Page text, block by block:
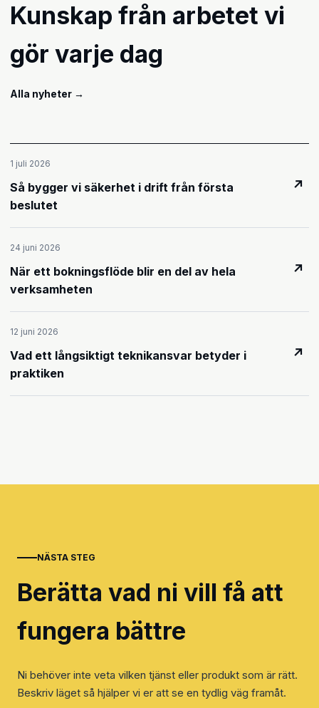
Kunskap från arbetet vi
gör varje dag
Alla nyheter →
1 juli 2026
Så bygger vi säkerhet i drift från första
beslutet
↗
24 juni 2026
När ett bokningsflöde blir en del av hela
verksamheten
↗
12 juni 2026
Vad ett långsiktigt teknikansvar betyder i
praktiken
↗
NÄSTA STEG
Berätta vad ni vill få att
fungera bättre
Ni behöver inte veta vilken tjänst eller produkt som är rätt.
Beskriv läget så hjälper vi er att se en tydlig väg framåt.